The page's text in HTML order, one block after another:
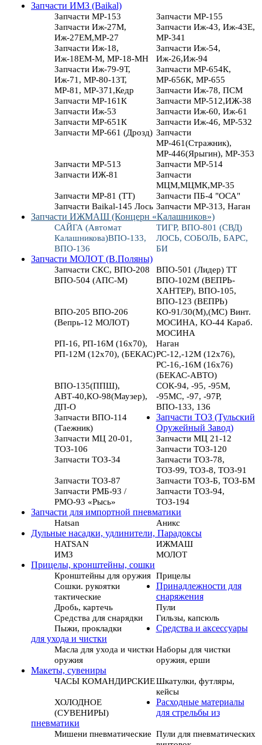
Запчасти ИМЗ (Baikal)
Запчасти МР-153
Запчасти МР-155
Запчасти Иж-27М,
Иж-27ЕМ,МР-27
Запчасти Иж-43, Иж-43Е,
МР-341
Запчасти Иж-18,
Иж-18ЕМ-М, МР-18-МН
Запчасти Иж-54,
Иж-26,Иж-94
Запчасти Иж-79-9Т,
Иж-71, МР-80-13Т,
МР-81, МР-371,Кедр
Запчасти МР-654К,
МР-656К, МР-655
Запчасти Иж-78, ПСМ
Запчасти МР-161К
Запчасти МР-512,ИЖ-38
Запчасти Иж-53
Запчасти Иж-60, Иж-61
Запчасти МР-651К
Запчасти Иж-46, МР-532
Запчасти МР-661 (Дрозд) Запчасти
МР-461(Стражник),
МР-446(Ярыгин), МР-353
Запчасти МР-513
Запчасти МР-514
Запчасти ИЖ-81
Запчасти
МЦМ,МЦМК,МР-35
Запчасти МР-81 (ТТ)
Запчасти ПБ-4 "ОСА"
Запчасти Baikal-145 Лось Запчасти МР-313, Наган
Запчасти ИЖМАШ (Концерн «Калашников»)
САЙГА (Автомат
Калашникова)ВПО-133,
ВПО-136
ТИГР, ВПО-801 (СВД)
ЛОСЬ, СОБОЛЬ, БАРС,
БИ
Запчасти МОЛОТ (В.Поляны)
Запчасти СКС, ВПО-208
ВПО-501 (Лидер) ТТ
ВПО-504 (АПС-М)
ВПО-102М (ВЕПРЬ-
ХАНТЕР), ВПО-105,
ВПО-123 (ВЕПРЬ)
ВПО-205 ВПО-206
(Вепрь-12 МОЛОТ)
КО-91/30(М),(МС) Винт.
МОСИНА, КО-44 Караб.
МОСИНА
РП-16, РП-16М (16х70),
РП-12М (12х70), (БЕКАС)
Наган
РС-12,-12М (12х76),
РС-16,-16М (16х76)
(БЕКАС-АВТО)
ВПО-135(ППШ),
АВТ-40,КО-98(Маузер),
ДП-О
СОК-94, -95, -95М,
-95МС, -97, -97Р,
ВПО-133, 136
Запчасти ВПО-114
(Таежник)
Запчасти ТОЗ (Тульский
Оружейный Завод)
Запчасти МЦ 20-01,
ТОЗ-106
Запчасти МЦ 21-12
Запчасти ТОЗ-120
Запчасти ТОЗ-34
Запчасти ТОЗ-78,
ТОЗ-99, ТОЗ-8, ТОЗ-91
Запчасти ТОЗ-87
Запчасти ТОЗ-Б, ТОЗ-БМ
Запчасти РМБ-93 /
РМО-93 «Рысь»
Запчасти ТОЗ-94,
ТОЗ-194
Запчасти для импортной пневматики
Hatsan
Аникс
Дульные насадки, удлинители, Парадоксы
HATSAN
ИЖМАШ
ИМЗ
МОЛОТ
Прицелы, кронштейны, сошки
Кронштейны для оружия Прицелы
Сошки. рукоятки
тактические
Принадлежности для
снаряжения
Дробь, картечь
Пули
Средства для снарядки
Гильзы, капсюль
Пыжи, прокладки
Средства и аксессуары
для ухода и чистки
Масла для ухода и чистки
оружия
Наборы для чистки
оружия, ерши
Макеты, сувениры
ЧАСЫ КОМАНДИРСКИЕШкатулки, футляры,
кейсы
ХОЛОДНОЕ
(СУВЕНИРЫ)
Расходные материалы
для стрельбы из
пневматики
Мишени пневматические Пули для пневматических